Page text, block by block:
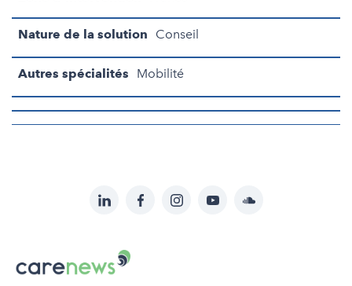
Nature de la solution Conseil
Autres spécialités Mobilité
sur:
LinkedInFacebookInstagramYouTubeSoundcloud
Carenews,
Le